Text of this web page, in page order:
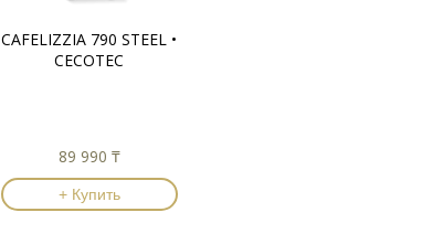
CAFELIZZIA 790 STEEL •
CECOTEC
89 990 ₸
+ Купить